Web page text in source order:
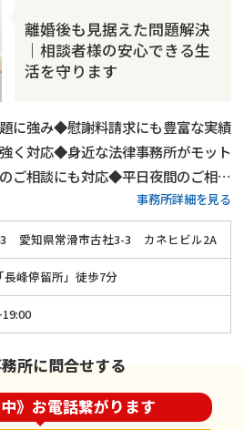
離婚後も見据えた問題解決
｜相談者様の安心できる生
活を守ります
に強み◆慰謝料請求にも豊富な実績
く対応◆身近な法律事務所がモット
ご相談にも対応◆平日夜間のご相談
事務所詳細を見る
愛知県常滑市古社3-3 カネヒビル2A
長峰停留所」徒歩7分
所に問合せする
中》お電話繋がります